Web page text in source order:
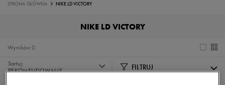
STRONA GŁÓWNA NIKE LD VICTORY
NIKE LD VICTORY
0
Wyników
Sortuj:
REKOMENDOWANE
FILTRUJ